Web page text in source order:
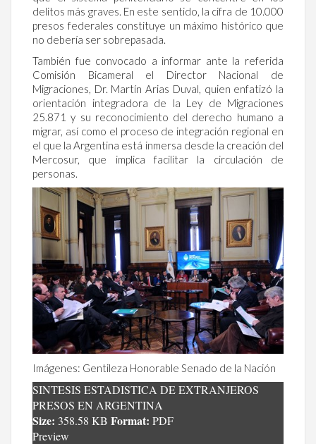
delitos más graves. En este sentido, la cifra de 10.000
presos federales constituye un máximo histórico que
no debería ser sobrepasada.
También fue convocado a informar ante la referida
Comisión Bicameral el Director Nacional de
Migraciones, Dr. Martín Arias Duval, quien enfatizó la
orientación integradora de la Ley de Migraciones
25.871 y su reconocimiento del derecho humano a
migrar, así como el proceso de integración regional en
el que la Argentina está inmersa desde la creación del
Mercosur, que implica facilitar la circulación de
personas.
Imágenes: Gentileza Honorable Senado de la Nación
SINTESIS ESTADISTICA DE EXTRANJEROS
PRESOS EN ARGENTINA
Size: 358.58 KB Format: PDF
Preview